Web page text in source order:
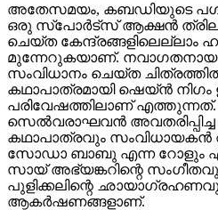
അതേസമയം, കബഡിയുടെ
ഒരു സ്പോർട്സ് ആക്ഷൻ
ചെയ്ത
മുന്നേറുകയാണ്. നവാഗതനായ
സംവിധാനം ചെയ്ത
കഥാപാത്രമായി ഷെയ്ൻ
പരിവേഷത്തിലാണ് എത്തുന്നത്.
സെൽവരാഘവൻ
കഥാപാത്രവും
സോഡാ ബാബു എന്ന റോളും ഏറെ
സായ് അഭ്യങ്കറിന്റെ
പുളിക്കലിന്റെ
ആകർഷണങ്ങളാണ്.